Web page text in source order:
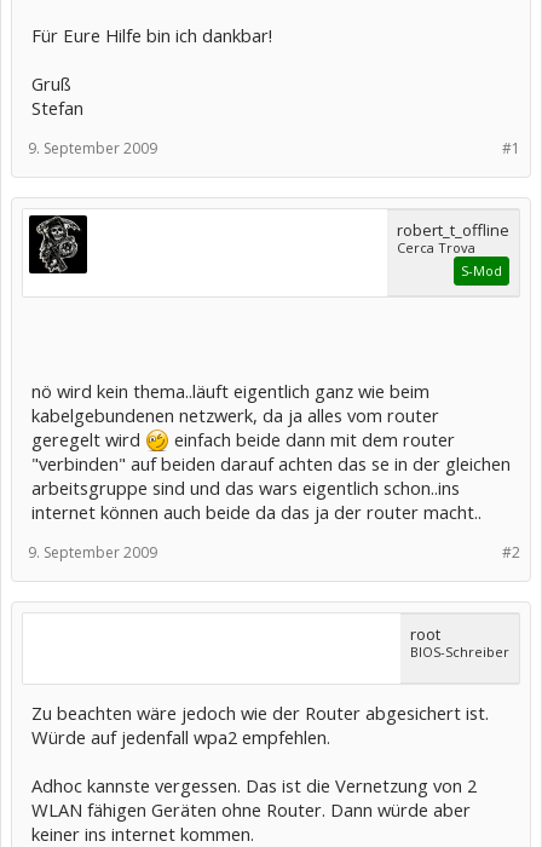
Für Eure Hilfe bin ich dankbar!
Gruß
Stefan
#1
9. September 2009
robert_t_offline
Cerca Trova
S-Mod
nö wird kein thema..läuft eigentlich ganz wie beim
kabelgebundenen netzwerk, da ja alles vom router
geregelt wird
einfach beide dann mit dem router
"verbinden" auf beiden darauf achten das se in der gleichen
arbeitsgruppe sind und das wars eigentlich schon..ins
internet können auch beide da das ja der router macht..
#2
9. September 2009
root
BIOS-Schreiber
Zu beachten wäre jedoch wie der Router abgesichert ist.
Würde auf jedenfall wpa2 empfehlen.
Adhoc kannste vergessen. Das ist die Vernetzung von 2
WLAN fähigen Geräten ohne Router. Dann würde aber
keiner ins internet kommen.